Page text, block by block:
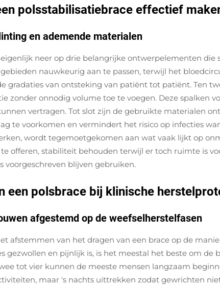
polsstabilisatiebrace effectief
en ademende materialen
neer op drie belangrijke ontwerpelementen die
nauwkeurig aan te passen, terwijl het
gradaties van ontsteking van patiënt tot patiënt. Ten
zonder onnodig volume toe te voegen. Deze spalken
vertragen. Tot slot zijn de gebruikte materialen
te voorkomen en vermindert het risico op infecties
wordt tegemoetgekomen aan wat vaak lijkt op
offeren, stabiliteit behouden terwijl er toch ruimte is
voorgeschreven blijven gebruiken.
een polsbrace bij klinische
afgestemd op de weefselherstelfasen
afstemmen van het dragen van een brace op de
gezwollen en pijnlijk is, is het meestal het beste om de
tot vier kunnen de meeste mensen langzaam
maar 's nachts uittrekken zodat gewrichten